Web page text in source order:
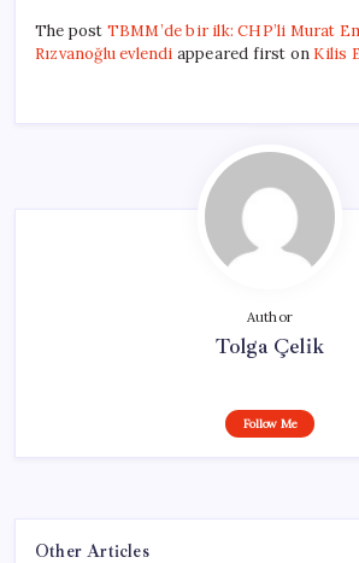
The post TBMM’de bir ilk: CHP’li Murat
Rızvanoğlu evlendi appeared first on Kilis
Author
Tolga Çelik
Follow Me
Other Articles